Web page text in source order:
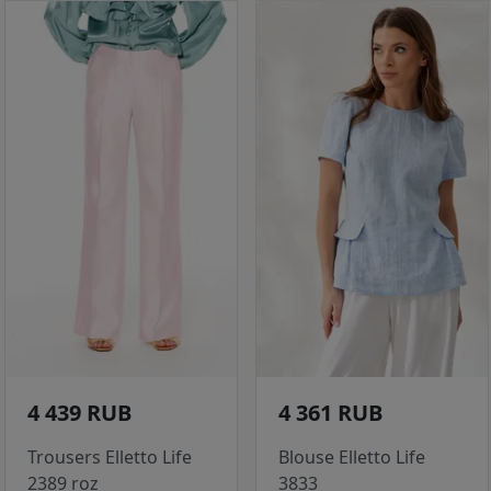
4 439 RUB
Trousers Elletto Life
2389 roz
4 361 RUB
Blouse Elletto Life
3833